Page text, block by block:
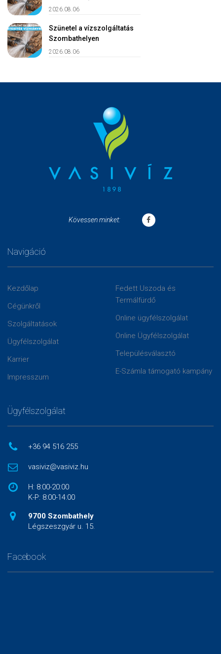
2026.08.06
Szünetel a vízszolgáltatás
Szombathelyen
2026.08.06
Kövessen minket:
Navigáció
Kezdőlap
Cégünkről
Szolgáltatások
Ügyfélszolgálat
Karrier
Impresszum
Fedett Uszoda és
Termálfürdő
Online ügyfélszolgálat
Online Ügyfélszolgálat
Településválasztó
E-Számla támogató kampány
Ügyfélszolgálat
+36 94 516 255
vasiviz@vasiviz.hu
H: 8:00-20:00
K-P: 8:00-14:00
9700 Szombathely
Légszeszgyár u. 15.
Facebook